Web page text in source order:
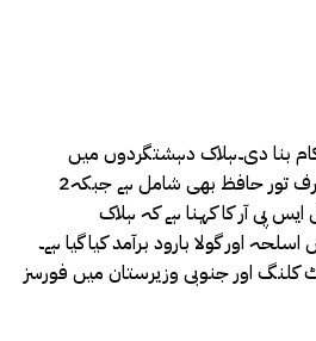
بنا دی۔ہلاک دہشتگردوں میں
دہشتگرد کمانڈر حفیظ اللّٰہ عرف تور حافظ بھی شامل ہے جبکہ2
پی آر کا کہنا ہے کہ ہلاک
اور گولا بارود برآمد کیا گیا ہے۔
کلنگ اور جنوبی وزیرستان میں فورسز